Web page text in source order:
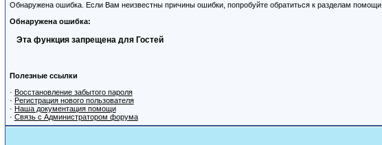
Обнаружена ошибка. Если Вам неизвестны причины ошибки, попробуйте обратиться к разделам помощи.
Обнаружена ошибка:
Эта функция запрещена для Гостей
Полезные ссылки
· Восстановление забытого пароля
· Регистрация нового пользователя
· Наша документация помощи
· Связь с Администратором форума